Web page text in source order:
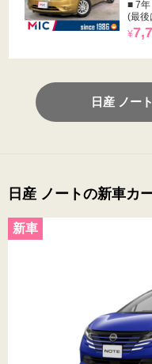
■ 7年
(最後
¥
日産 ノー
日産 ノートの新車カ